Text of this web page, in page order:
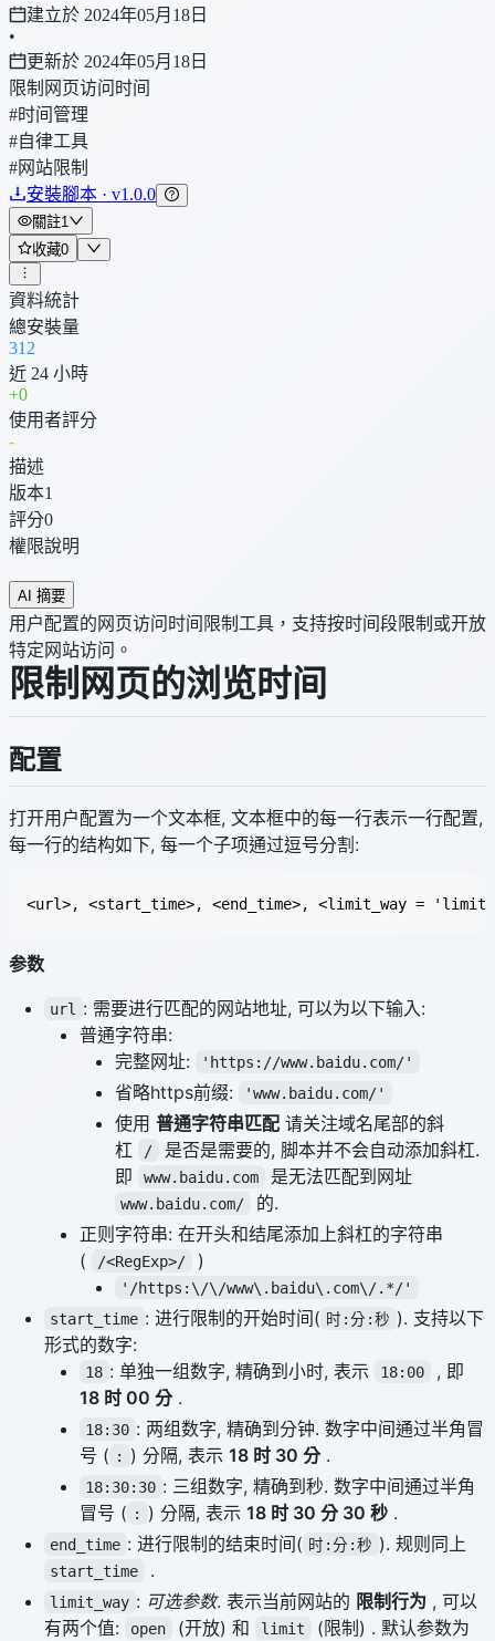
建立於 2024年05月18日
•
更新於 2024年05月18日
限制网页访问时间
#时间管理
#自律工具
#网站限制
安裝腳本 · v1.0.0
關註1
收藏0
資料統計
總安裝量
312
近 24 小時
+0
使用者評分
-
描述
版本1
評分0
權限說明
AI 摘要
用户配置的网页访问时间限制工具，支持按时间段限制或开放
特定网站访问。
限制网页的浏览时间
配置
打开用户配置为一个文本框, 文本框中的每一行表示一行配置,
每一行的结构如下, 每一个子项通过逗号分割:
参数
url
: 需要进行匹配的网站地址, 可以为以下输入:
普通字符串:
完整网址:
'https://www.baidu.com/'
省略https前缀: 'www.baidu.com/'
使用 普通字符串匹配 请关注域名尾部的斜
杠
/
是否是需要的, 脚本并不会自动添加斜杠.
即
www.baidu.com 是无法匹配到网址
www.baidu.com/
的.
正则字符串: 在开头和结尾添加上斜杠的字符串
(
/<RegExp>/ )
'/https:\/\/www\.baidu\.com\/.*/'
start_time : 进行限制的开始时间( 时:分:秒 ). 支持以下
形式的数字:
18 : 单独一组数字, 精确到小时, 表示 18:00
, 即
18 时 00 分.
18:30 : 两组数字, 精确到分钟. 数字中间通过半角冒
号 ( : ) 分隔, 表示 18 时 30 分.
18:30:30 : 三组数字, 精确到秒. 数字中间通过半角
冒号 ( : ) 分隔, 表示 18 时 30 分 30 秒.
end_time : 进行限制的结束时间( 时:分:秒 ). 规则同上
start_time .
limit_way : 可选参数. 表示当前网站的 限制行为 , 可以
有两个值:
open (开放) 和 limit (限制) . 默认参数为